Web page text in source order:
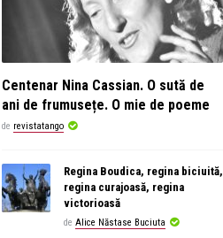
Centenar Nina Cassian. O sută de
ani de frumusețe. O mie de poeme
de revistatango
Regina Boudica, regina biciuită,
regina curajoasă, regina
victorioasă
de Alice Năstase Buciuta